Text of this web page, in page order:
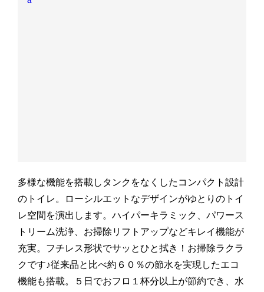
多様な機能を搭載しタンクをなくしたコンパクト設計
のトイレ。ローシルエットなデザインがゆとりのトイ
レ空間を演出します。ハイパーキラミック、パワース
トリーム洗浄、お掃除リフトアップなどキレイ機能が
充実。フチレス形状でサッとひと拭き！お掃除ラクラ
クです♪従来品と比べ約６０％の節水を実現したエコ
機能も搭載。５日でおフロ１杯分以上が節約でき、水